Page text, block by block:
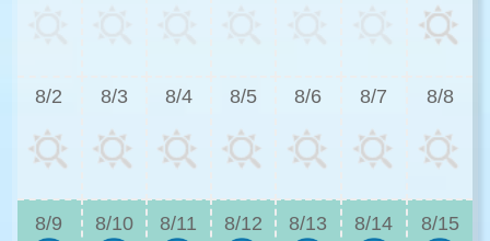
8/2 8/3 8/4 8/5 8/6 8/7 8/8
8/9 8/10 8/11 8/12 8/13 8/14 8/15